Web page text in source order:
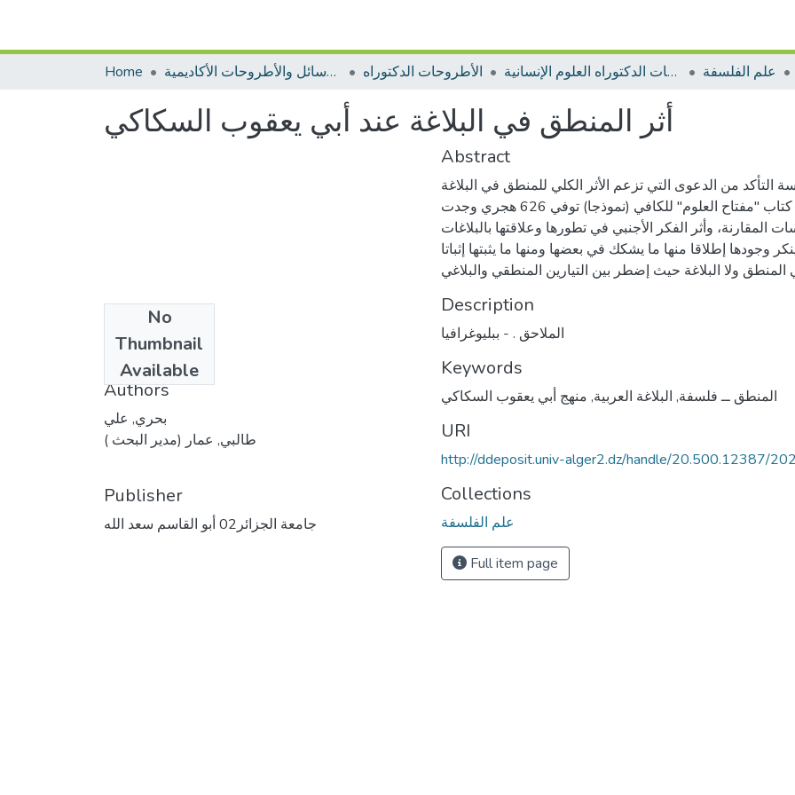
Home الرسائل والأطروحات الأكاديمية الأطروحات الدكتوراه الأطروحات الدكتوراه العلوم الإنسانية علم الفلسفة
أثر المنطق في البلاغة عند أبي يعقوب السكاكي
No
Thumbnail
Available
2007
Authors
بحري, علي
طالبي, عمار (مدير البحث )
Publisher
جامعة الجزائر02 أبو القاسم سعد الله
Abstract
التأكد من الدعوى التي تزعم الأثر الكلي للمنطق في البلاغة
العربية من خلال كتاب "مفتاح العلوم" للكافي (نموذجا) توفي 626 هجري وجدت
المقارنة، وأثر الفكر الأجنبي في تطورها وعلاقتها بالبلاغات
ينكر وجودها إطلاقا منها ما يشكك في بعضها ومنها ما يثبتها إثباتا
Description
الملاحق . - ببليوغرافيا
Keywords
المنطق ــ فلسفة, البلاغة العربية, منهج أبي يعقوب السكاكي
URI
http://ddeposit.univ-alger2.dz/handle/20.500.12387/
Collections
علم الفلسفة
Full item page